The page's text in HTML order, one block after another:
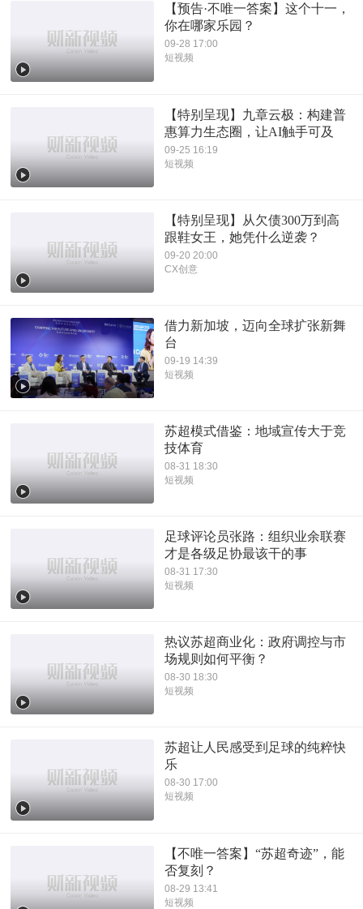
【预告·不唯一答案】这个十一，
你在哪家乐园？
09-28 17:00
短视频
【特别呈现】九章云极：构建普
惠算力生态圈，让AI触手可及
09-25 16:19
短视频
【特别呈现】从欠债300万到高
跟鞋女王，她凭什么逆袭？
09-20 20:00
CX创意
借力新加坡，迈向全球扩张新舞
台
09-19 14:39
短视频
苏超模式借鉴：地域宣传大于竞
技体育
08-31 18:30
短视频
足球评论员张路：组织业余联赛
才是各级足协最该干的事
08-31 17:30
短视频
热议苏超商业化：政府调控与市
场规则如何平衡？
08-30 18:30
短视频
苏超让人民感受到足球的纯粹快
乐
08-30 17:00
短视频
【不唯一答案】“苏超奇迹”，能
否复刻？
08-29 13:41
短视频